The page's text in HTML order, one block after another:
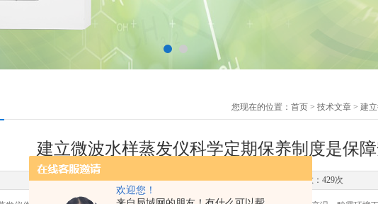
欢迎您！
您现在的位置： 首页 > 技术文章 > 建
建立微波水样蒸发仪科学定期保养制度是保
更新时间：2025-11-24 点击次数：429次